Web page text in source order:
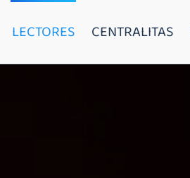
LECTORES CENTRALITAS